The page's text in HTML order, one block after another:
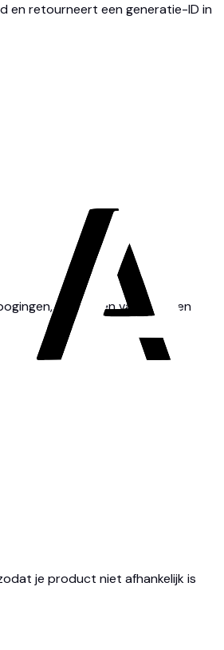
en retourneert een generatie-ID in
zodat een vastgelopen
je product niet afhankelijk is